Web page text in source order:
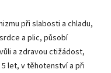
při slabosti a chladu,
a plic, působí
a zdravou ctižádost,
let, v těhotenství a při